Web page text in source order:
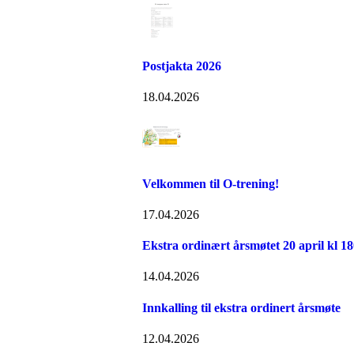
Postjakta 2026
18.04.2026
Velkommen til O-trening!
17.04.2026
Ekstra ordinært årsmøtet 20 april kl
14.04.2026
Innkalling til ekstra ordinert årsmøte
12.04.2026